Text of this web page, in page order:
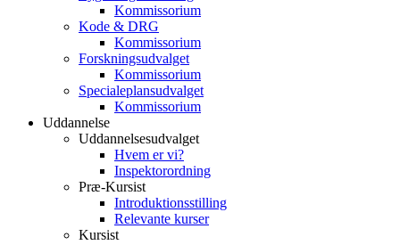
Kommissorium
Kode & DRG
Kommissorium
Forskningsudvalget
Kommissorium
Specialeplansudvalget
Kommissorium
Uddannelse
Uddannelsesudvalget
Hvem er vi?
Inspektorordning
Præ-Kursist
Introduktionsstilling
Relevante kurser
Kursist